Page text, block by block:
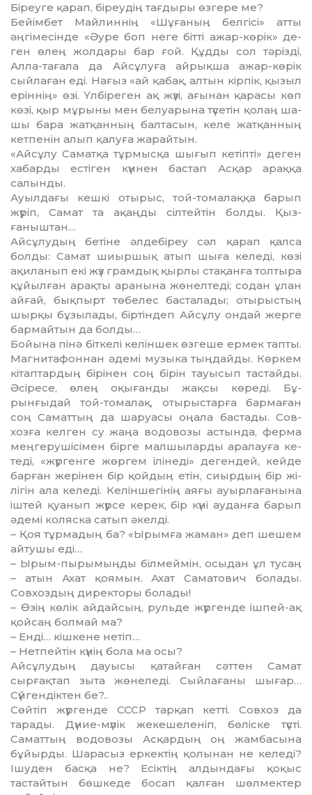
Біреуге қарап, біреудің тағ­ды­ры өзгере ме?
Бейімбет Майлиннің «Шұ­ға­ның белгісі» атты
әңгімесінде «Әу­р­е боп неге бітті ажар-көрік» де­
ген өлең жолдары бар ғой. Құд­ды сол тәрізді,
Алла-тағала да Айсұлуға айрықша ажар-көрік
сыйлаған еді. Нағыз «ай қабақ, ал­тын кірпік, қызыл
еріннің» өзі. Үлбіреген ақ жүзі, ағынан қа­­­расы көп
көзі, қыр мұрыны мен белуарына түсетін қолаң ша­
шы бара жатқанның балтасын, келе жатқанның
кетпенін алып қалуға жарайтын.
«Айсұлу Саматқа тұрмысқа шы­ғып кетіпті» деген
хабарды ес­тіген күннен бастап Асқар арақ­қа
салынды.
Ауылдағы кешкі отырыс, той-томалаққа барып
жүріп, Са­мат та ақаңды сілтейтін болды. Қыз­
ғаныштан…
Айсұлудың бетіне әлдебіреу сәл қарап қалса
болды: Самат шиыр­шық атып шыға келеді, кө­зі
ақиланып екі жүз грамдық қыр­лы стақанға толтыра
құйыл­ған арақты аранына жөнелтеді; со­дан ұлан
айғай, бықпырт тө­белес басталады; отырыстың
шыр­қы бұзылады, біртіндеп Ай­сұлу ондай жерге
бармайтын да болды…
Бойына пінә біткелі келіншек өз­геше ермек тапты.
Магни­та­фон­нан әдемі музыка тыңдайды. Көр­­­­кем
кітаптардың бірінен соң бірін тауысып тастайды.
Әсіресе, өлең оқығанды жақсы көреді. Бұ­
рынғыдай той-томалақ, оты­рыстарға бармаған
соң Саматтың да шаруасы оңала бастады. Сов­
хозға келген су жаңа водовозы астында, ферма
меңгерушісімен бір­ге малшыларды аралауға ке­
теді, «жүргенге жөргем ілінеді» де­гендей, кейде
барған жерінен бір қойдың етін, сиырдың бір жі­
лігін ала келеді. Келіншегінің аяғы ауырлағанына
іштей қуа­нып жүрсе керек, бір күні ауданға ба­рып
әдемі коляска сатып әкел­ді.
– Қоя тұрмадың ба? «Ырымға жа­ман» деп шешем
айтушы еді…
– Ырым-пырымыңды біл­мей­мін, осыдан ұл тусаң
– атын Ахат қоямын. Ахат Саматович бо­лады.
Совхоздың директоры бо­лады!
– Өзің көлік айдайсың, руль­де жүргенде ішпей-ақ
қойсаң бол­май ма?
– Енді… кішкене нетіп…
– Нетпейтін күнің бола ма осы?
Айсұлудың дауысы қатайған сәт­тен Самат
сырғақтап зыта жөнеледі. Сыйлағаны шығар…
Сүйгендіктен бе?..
Сөйтіп жүргенде СССР тар­қап кетті. Совхоз да
тарады. Дү­ние-мүлік жекешеленіп, бөліске түс­ті.
Саматтың водовозы Асқар­дың оң жамбасына
бұйырды. Ша­расыз еркектің қолынан не келеді?
Ішуден басқа не? Есіктің алдындағы қоқыс
тастайтын бөшкеде босап қалған шөлмектер